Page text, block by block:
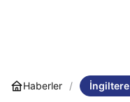
Haberler İngiltere